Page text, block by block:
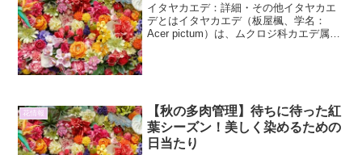
イタヤカエデ：詳細・その他イタヤカエ
デとはイタヤカエデ（板屋楓、学名：
Acer pictum）は、ムクロジ科カエデ属の
花情報
【秋の多肉管理】待ちに待った紅
葉シーズン！美しく染めるための
日当たり